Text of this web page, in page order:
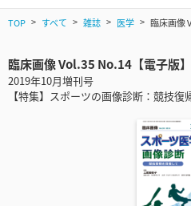
TOP すべて 雑誌 医学 臨床画像
臨床画像 Vol.35 No.14【電子版】
2019年10月増刊号
【特集】スポーツの画像診断：競技復